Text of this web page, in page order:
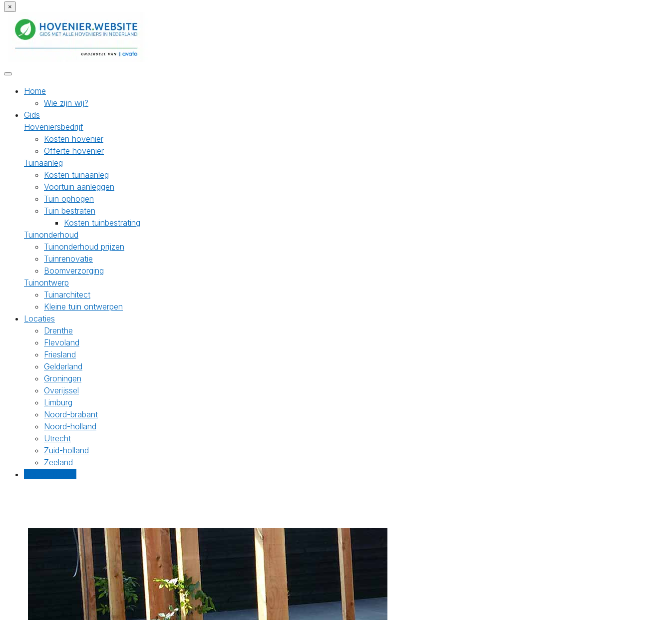
×
Home
Wie zijn wij?
Gids
Hoveniersbedrijf
Kosten hovenier
Offerte hovenier
Tuinaanleg
Kosten tuinaanleg
Voortuin aanleggen
Tuin ophogen
Tuin bestraten
Kosten tuinbestrating
Tuinonderhoud
Tuinonderhoud prijzen
Tuinrenovatie
Boomverzorging
Tuinontwerp
Tuinarchitect
Kleine tuin ontwerpen
Locaties
Drenthe
Flevoland
Friesland
Gelderland
Groningen
Overijssel
Limburg
Noord-brabant
Noord-holland
Utrecht
Zuid-holland
Zeeland